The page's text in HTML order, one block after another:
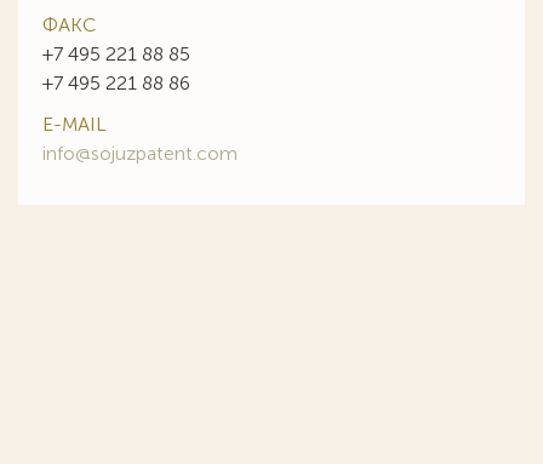
ФАКС
+7 495 221 88 85
+7 495 221 88 86
E-MAIL
info@sojuzpatent.com